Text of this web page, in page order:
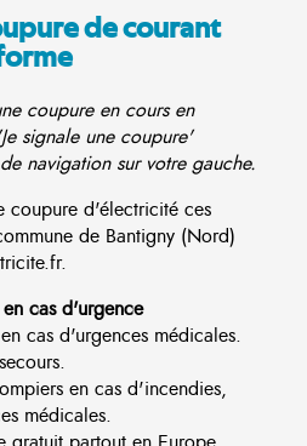
de courant
coupure en cours en
signale une coupure'
navigation sur votre gauche.
coupure d'électricité ces
de Bantigny (Nord)
cas d'urgence
cas d'urgences médicales.
en cas d'incendies,
médicales.